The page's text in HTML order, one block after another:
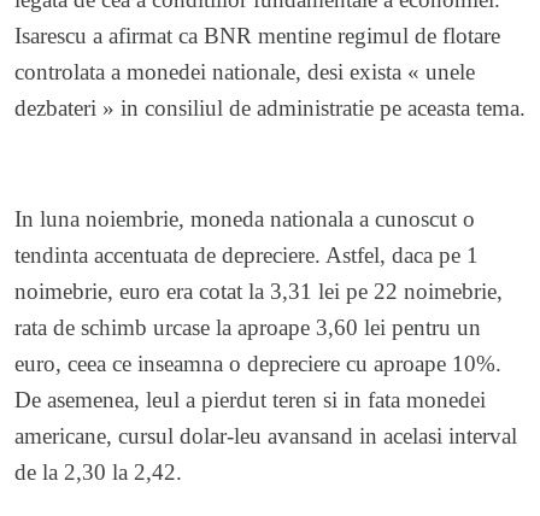
Isarescu a afirmat ca BNR mentine regimul de flotare
controlata a monedei nationale, desi exista « unele
dezbateri » in consiliul de administratie pe aceasta tema.
In luna noiembrie, moneda nationala a cunoscut o
tendinta accentuata de depreciere. Astfel, daca pe 1
noimebrie, euro era cotat la 3,31 lei pe 22 noimebrie,
rata de schimb urcase la aproape 3,60 lei pentru un
euro, ceea ce inseamna o depreciere cu aproape 10%.
De asemenea, leul a pierdut teren si in fata monedei
americane, cursul dolar-leu avansand in acelasi interval
de la 2,30 la 2,42.